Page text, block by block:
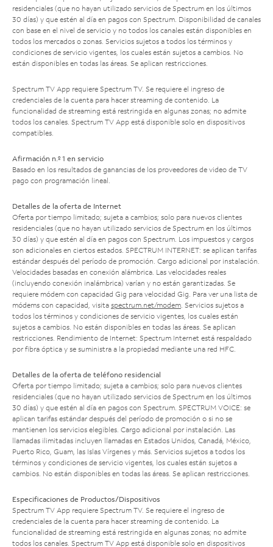
residenciales (que no hayan utilizado servicios de Spectrum en los últimos
30 días) y que estén al día en pagos con Spectrum. Disponibilidad de canales
con base en el nivel de servicio y no todos los canales están disponibles en
todos los mercados o zonas. Servicios sujetos a todos los términos y
condiciones de servicio vigentes, los cuales están sujetos a cambios. No
están disponibles en todas las áreas. Se aplican restricciones.
Spectrum TV App requiere Spectrum TV. Se requiere el ingreso de
credenciales de la cuenta para hacer streaming de contenido. La
funcionalidad de streaming está restringida en algunas zonas; no admite
todos los canales. Spectrum TV App está disponible solo en dispositivos
compatibles.
Afirmación n.º 1 en servicio
Basado en los resultados de ganancias de los proveedores de video de TV
pago con programación lineal.
Detalles de la oferta de Internet
Oferta por tiempo limitado; sujeta a cambios; solo para nuevos clientes
residenciales (que no hayan utilizado servicios de Spectrum en los últimos
30 días) y que estén al día en pagos con Spectrum. Los impuestos y cargos
son adicionales en ciertos estados. SPECTRUM INTERNET: se aplican tarifas
estándar después del período de promoción. Cargo adicional por instalación.
Velocidades basadas en conexión alámbrica. Las velocidades reales
(incluyendo conexión inalámbrica) varían y no están garantizadas. Se
requiere módem con capacidad Gig para velocidad Gig. Para ver una lista de
módems con capacidad, visita spectrum.net/modem. Servicios sujetos a
todos los términos y condiciones de servicio vigentes, los cuales están
sujetos a cambios. No están disponibles en todas las áreas. Se aplican
restricciones. Rendimiento de Internet: Spectrum Internet está respaldado
por fibra óptica y se suministra a la propiedad mediante una red HFC.
Detalles de la oferta de teléfono residencial
Oferta por tiempo limitado; sujeta a cambios; solo para nuevos clientes
residenciales (que no hayan utilizado servicios de Spectrum en los últimos
30 días) y que estén al día en pagos con Spectrum. SPECTRUM VOICE: se
aplican tarifas estándar después del período de promoción o si no se
mantienen los servicios elegibles. Cargo adicional por instalación. Las
llamadas ilimitadas incluyen llamadas en Estados Unidos, Canadá, México,
Puerto Rico, Guam, las Islas Vírgenes y más. Servicios sujetos a todos los
términos y condiciones de servicio vigentes, los cuales están sujetos a
cambios. No están disponibles en todas las áreas. Se aplican restricciones.
Especificaciones de Productos/Dispositivos
Spectrum TV App requiere Spectrum TV. Se requiere el ingreso de
credenciales de la cuenta para hacer streaming de contenido. La
funcionalidad de streaming está restringida en algunas zonas; no admite
todos los canales. Spectrum TV App está disponible solo en dispositivos